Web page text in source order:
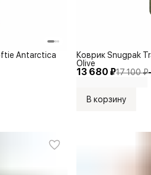
Antarctica
13 680 ₽17 100 ₽
Коврик Snugpak
Olive
В корзину